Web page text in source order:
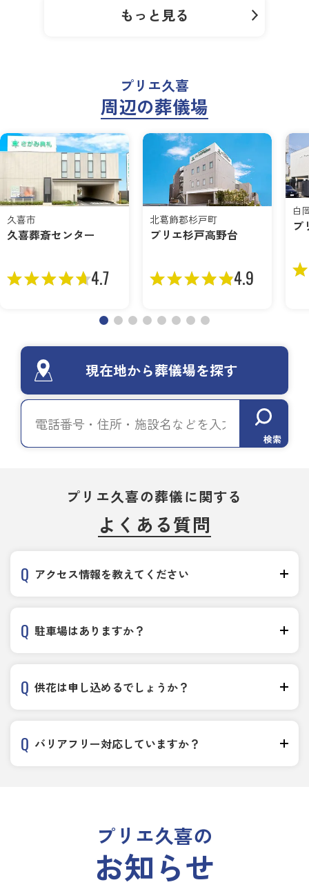
もっと見る
プリエ久喜
周辺の葬儀場
久喜市
久喜葬斎センター
4.7
北葛飾郡杉戸町
プリエ杉戸高野台
4.9
白
プ
現在地から葬儀場を探す
検索
プリエ久喜の葬儀に関する
よくある質問
アクセス情報を教えてください
駐車場はありますか？
供花は申し込めるでしょうか？
バリアフリー対応していますか？
プリエ久喜の
お知らせ